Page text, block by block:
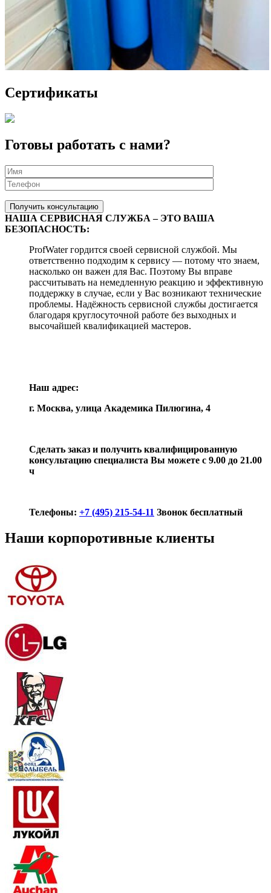
Сертификаты
Готовы работать с нами?
НАША СЕРВИСНАЯ СЛУЖБА – ЭТО ВАША
БЕЗОПАСНОСТЬ:
ProfWater гордится своей сервисной службой. Мы
ответственно подходим к сервису — потому что знаем,
насколько он важен для Вас. Поэтому Вы вправе
рассчитывать на немедленную реакцию и эффективную
поддержку в случае, если у Вас возникают технические
проблемы. Надёжность сервисной службы достигается
благодаря круглосуточной работе без выходных и
высочайшей квалификацией мастеров.
Наш адрес:
г. Москва, улица Академика Пилюгина, 4
Сделать заказ и получить квалифицированную
консультацию специалиста Вы можете с 9.00 до 21.00
ч
Телефоны: +7 (495) 215-54-11 Звонок бесплатный
Наши корпоротивные клиенты